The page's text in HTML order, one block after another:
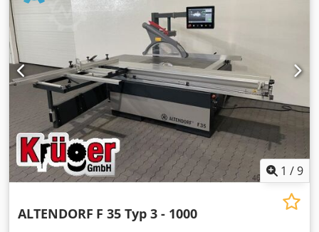
1 /9
ALTENDORF F 35 Typ 3 - 1000